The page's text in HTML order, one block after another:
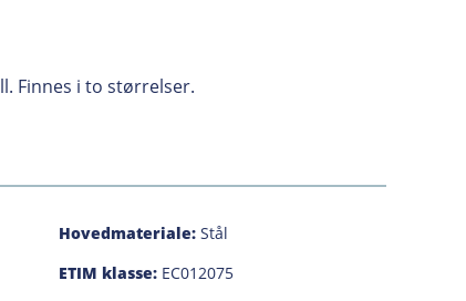
Finnes i to størrelser.
Hovedmateriale: Stål
ETIM klasse: EC012075